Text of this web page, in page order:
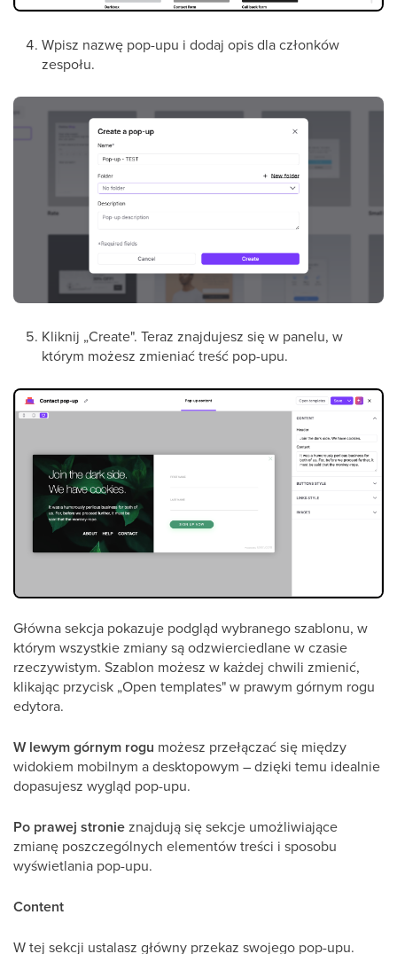
Wpisz nazwę pop-upu i dodaj opis dla członków
zespołu.
Kliknij „Create". Teraz znajdujesz się w panelu, w
którym możesz zmieniać treść pop-upu.
Główna sekcja pokazuje podgląd wybranego szablonu, w
którym wszystkie zmiany są odzwierciedlane w czasie
rzeczywistym. Szablon możesz w każdej chwili zmienić,
klikając przycisk „Open templates" w prawym górnym rogu
edytora.
W lewym górnym rogu możesz przełączać się między
widokiem mobilnym a desktopowym – dzięki temu idealnie
dopasujesz wygląd pop-upu.
Po prawej stronieznajdują się sekcje umożliwiające
zmianę poszczególnych elementów treści i sposobu
wyświetlania pop-upu.
Content
W tej sekcji ustalasz główny przekaz swojego pop-upu.